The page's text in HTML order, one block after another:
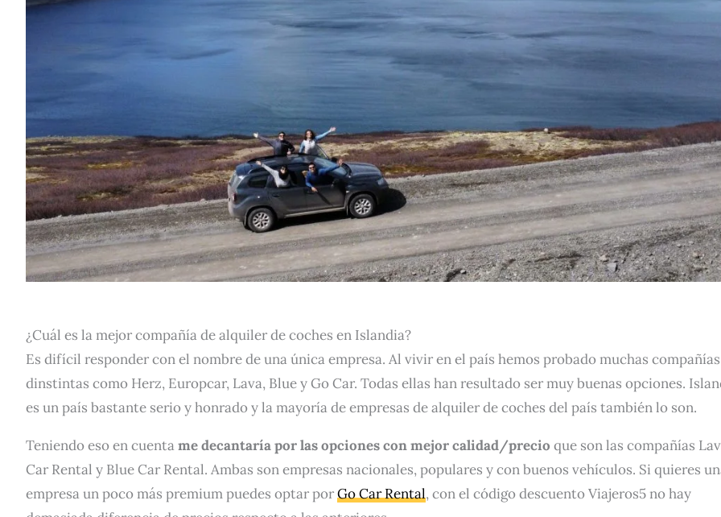
¿Cuál es la mejor compañía de alquiler de coches en Islandia?
Es difícil responder con el nombre de una única empresa. Al vivir en el país hemos probado muchas compañías
dinstintas como Herz, Europcar, Lava, Blue y Go Car. Todas ellas han resultado ser muy buenas opciones.
es un país bastante serio y honrado y la mayoría de empresas de alquiler de coches del país también lo son.
Teniendo eso en cuentame decantaría por las opciones con mejor calidad/precio que son las compañías
Car Rental y Blue Car Rental. Ambas son empresas nacionales, populares y con buenos vehículos. Si quieres
empresa un poco más premium puedes optar porGo Car Rental, con el código descuento Viajeros5 no hay